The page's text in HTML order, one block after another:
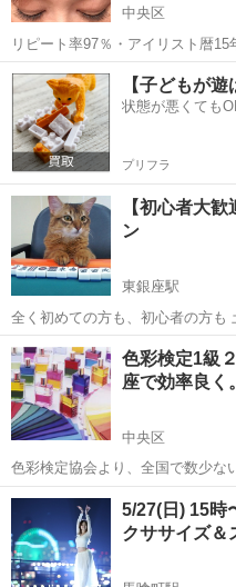
中央区
リピート率97％・アイリスト暦15
に自分でまつ毛エクステが出来る
い 忙しい方でもいつでも手軽に
せて頂いております アイリス...
東京 中央区 その他 セ
【子どもが
状態が悪くても
プリフラ
【初心者大
ン
東銀座駅
全く初めての方も、初心者の方も
せんか？ 【こんなことが学べます】 脳トレで人気の健康麻雀です。初
心者女性向けの体験レッスンとなります。 麻雀とはど
か？ ...
東京 中央区 東銀座駅
色彩検定1級
座で効率良
中央区
色彩検定協会より、全国で数少な
した。 連続受賞の快挙 「色彩
がらにして家庭教師の様にマン
評戴いております。 分からな...
東京 中央区 その他
5/27(日) 15時
クササイズ